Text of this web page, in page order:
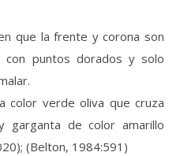
que la frente y corona son
con puntos dorados y solo
color verde oliva que cruza
garganta de color amarillo
(Belton, 1984:591)